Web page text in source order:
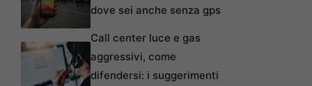
dove sei anche senza gps
Call center luce e gas
aggressivi, come
difendersi: i suggerimenti